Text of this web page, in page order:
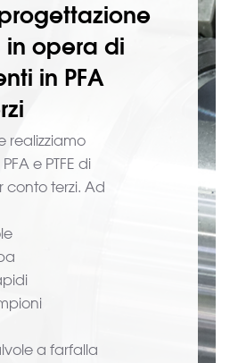
in opera di
in PFA
realizziamo
e PTFE di
conto terzi. Ad
a farfalla